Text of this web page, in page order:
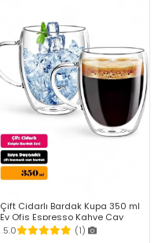
Çift Cidarlı Bardak Kupa 350 ml
Ev Ofis Espresso Kahve Çay
Fincanı Kulplu Cam Bardak
5.0 (1)